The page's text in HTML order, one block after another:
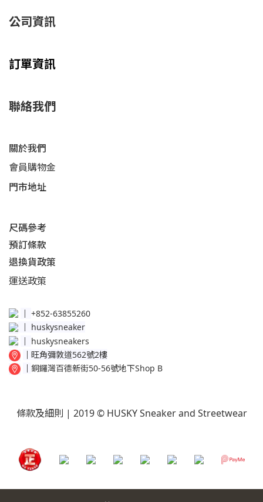
公司資訊
訂單資訊
聯絡我們
關於我們
會員購物金
門市地址
尺碼參考
預訂條款
退換貨政策​
運送政策​
│ +852-63855260
huskysneaker
│ huskysneakers
│ 旺角彌敦道562號2樓
│ 銅鑼灣百德新街50-56號地下Shop B
條款及細則 | 2019 © HUSKY Sneaker and Streetwear